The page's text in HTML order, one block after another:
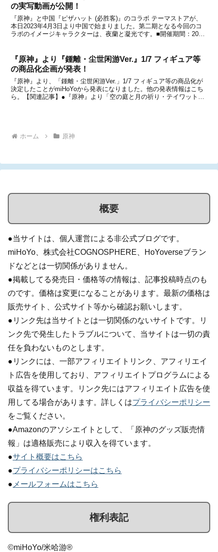
の実写動画が公開！
『原神』と中国『ピザハット (必胜客)』のコラボ テーマストアが、
本日2023年4月3日より中国で始まりました。第二期となる今回のコ
ラボのイメージキャラクターは、夜蘭と凝光です。■開催期間：2023
『原神』より『鍾離・尘世闲游Ver.』1/7 フィギュア等
の商品化企画が発表！
『原神』より、「鍾離・尘世闲游Ver.」1/7 フィギュア等の商品化が
決定したことがmiHoYoから発表になりました。他の発表情報はこち
ら。【関連記事】●『原神』より「空の庭と月の祈り・テイワットツ
ホーム 原神
概要
●当サイトは、個人運営による非公式ブログです。
miHoYo、株式会社COGNOSPHERE、HoYoverseブラン
ドなどとは一切関係がありません。
●掲載してる発売日・価格等の情報は、記事投稿時点のも
のです。価格は変更になることがあります。最新の価格は
販売サイト、公式サイト等から確認お願いします。
●リンク先は当サイトとは一切関係のないサイトです。リ
ンク先で発生したトラブルについて、当サイトは一切の責
任を負わないものとします。
●リンクには、一部アフィリエイトリンク、アフィリエイ
ト広告を使用しており、アフィリエイトプログラムによる
収益を得ています。リンク先にはアフィリエイト広告を使
用してる場合があります。詳しくはプライバシーポリシー
をご覧ください。
●Amazonのアソシエイトとして、「原神のグッズ販売情
報」は適格販売により収入を得ています。
●サイト概要はこちら
●プライバシーポリシーはこちら
● メールフォームはこちら
権利表記
©miHoYo/米哈游®